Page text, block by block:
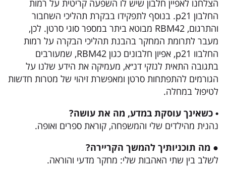
הצלחנו לאפיין חלבון שיש לו השפעה קריטית על רמות
החלבון p21. בנוסף לתפקידו בבקרת תהליכי השחבור
והתרגום, RBM42 מבוטא ביתר במספר סוגי סרטן. לכן,
מעבר לתרומת המחקר בהבנת תהליכי הבקרה על רמות
החלבוו p21, אפיון חלבונים כגון RBM42, שמעורבים
בתגובה התאית לנזקי דנ״א, מעמיקה את הידע שלנו על
הגורמים להתפתחות סרטן ומאפשרת זיהוי של מטרות חדשות
לטיפול במחלה.
• כשאינך עוסקת במדע, מה את עושה?
נהנית מהילדים שלי והמשפחה, קוראת ספרים ואופה.
● מה תוכניותיך להמשך הקריירה?
לשלב בין שתי האהבות שלי: מחקר מדעי והוראה.